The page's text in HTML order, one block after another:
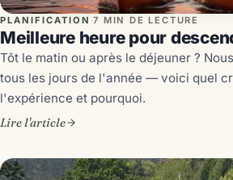
PLANIFICATION ·7 MIN DE LECTURE
Meilleure heure pour
Tôt le matin ou après le déjeuner ?
tous les jours de l'année — voici quel
l'expérience et pourquoi.
Lire l'article